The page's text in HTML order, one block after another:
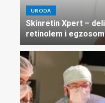
URODA
Skinretin Xpert –
retinolem i